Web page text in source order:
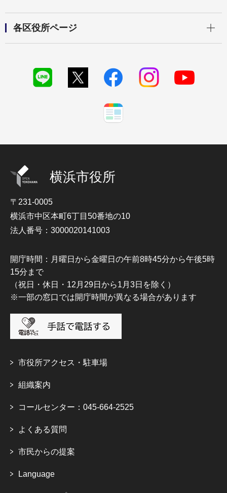
各区役所ページ
横浜市役所
〒231-0005
横浜市中区本町6丁目50番地の10
法人番号：3000020141003
開庁時間：月曜日から金曜日の午前8時45分から午後5時
15分まで
（祝日・休日・12月29日から1月3日を除く）
※一部の窓口では開庁時間が異なる場合があります
市役所アクセス・駐車場
組織案内
コールセンター：045-664-2525
よくある質問
市民からの提案
Language